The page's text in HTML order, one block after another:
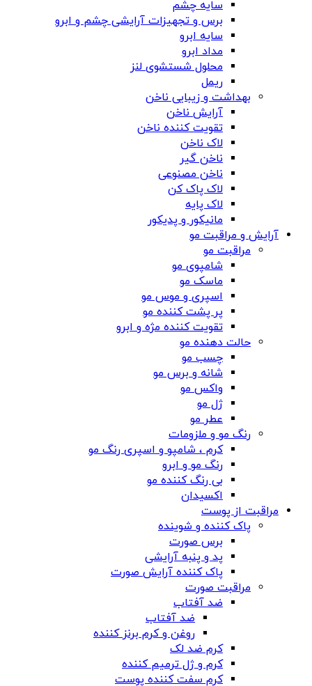
سایه چشم
برس و تجهیزات آرایشی چشم و ابرو
سایه ابرو
مداد ابرو
محلول شستشوی لنز
ریمل
بهداشت و زیبایی ناخن
آرایش ناخن
تقویت کننده ناخن
لاک ناخن
ناخن گیر
ناخن مصنوعی
لاک پاک کن
لاک پایه
مانیکور و پدیکور
آرایش و مراقبت مو
مراقبت مو
شامپوی مو
ماسک مو
اسپری و موس مو
پر پشت کننده مو
تقویت کننده مژه و ابرو
حالت دهنده مو
چسب مو
شانه‌ و برس مو
واکس مو
ژل مو
عطر مو
رنگ مو و ملزومات
کرم ، شامپو و اسپری رنگ مو
رنگ مو و ابرو
بی رنگ کننده مو
اکسیدان
مراقبت از پوست
پاک کننده و شوینده
برس صورت
پد و پنبه آرایشی
پاک کننده آرایش صورت
مراقبت صورت
ضد آفتاب
ضد آفتاب
روغن و کرم برنز کننده
کرم ضد لک
کرم و ژل ترمیم کننده
کرم سفت کننده پوست